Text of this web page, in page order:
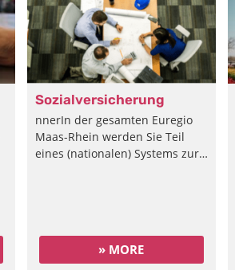
Sozialversicherung
nnerIn der gesamten Euregio
Maas-Rhein werden Sie Teil
eines (nationalen) Systems zur…
» MORE